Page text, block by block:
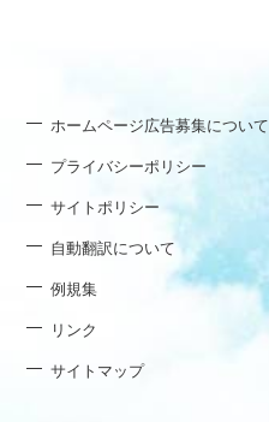
ホームページ広告募集について
プライバシーポリシー
サイトポリシー
自動翻訳について
例規集
リンク
サイトマップ